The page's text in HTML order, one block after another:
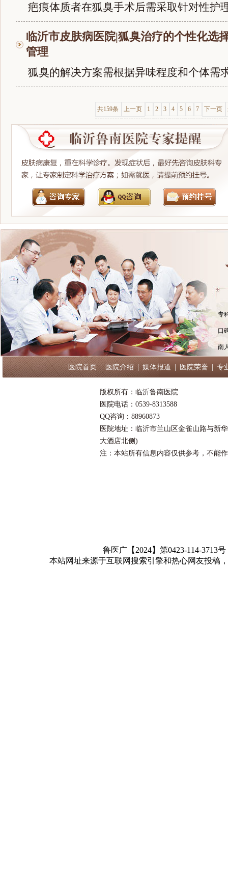
疤痕体质者在狐臭手术后需采取针对性护
临沂市皮肤病医院|狐臭治疗的个性化选
管理
狐臭的解决方案需根据异味程度和个体需
共159条 上一页 1 2 3 4 5 6 7 下一页
专
口
南
医院首页 | 医院介绍 媒体报道 医院荣誉 专
版权所有：临沂鲁南医院
医院电话：0539-8313588
QQ咨询：88960873
医院地址：临沂市兰山区金雀山路与新
大酒店北侧)
注：本站所有信息内容仅供参考，不能
鲁医广【2024】第0423-114-3713
本站网址来源于互联网搜索引擎和热心网友投稿